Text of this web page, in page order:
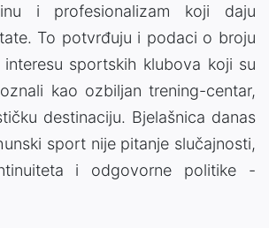
i profesionalizam koji daju
To potvrđuju i podaci o broju
sportskih klubova koji su
kao ozbiljan trening-centar,
destinaciju. Bjelašnica danas
sport nije pitanje slučajnosti,
i odgovorne politike -